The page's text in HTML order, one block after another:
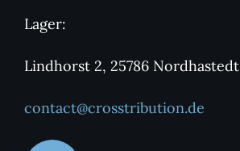
Lager:
Lindhorst 2, 25786 Nordhastedt
contact@crosstribution.de